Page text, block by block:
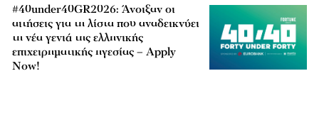
#40under40GR2026: Άνοιξαν οι
αιτήσεις για τη λίστα που αναδεικνύει
τη νέα γενιά της ελληνικής
επιχειρηματικής ηγεσίας – Apply
Now!